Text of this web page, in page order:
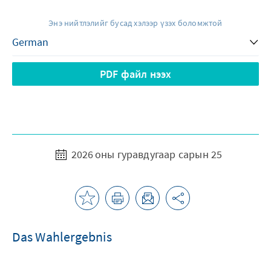
Энэ нийтлэлийг бусад хэлээр үзэх боломжтой
PDF файл нээх
2026 оны гуравдугаар сарын 25
Das Wahlergebnis